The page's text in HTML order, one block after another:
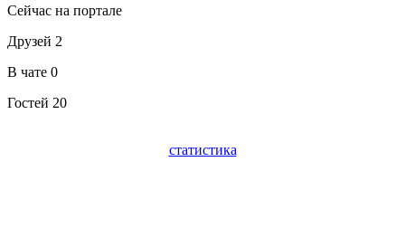
Сейчас на портале
Друзей 2
В чате 0
Гостей 20
статистика